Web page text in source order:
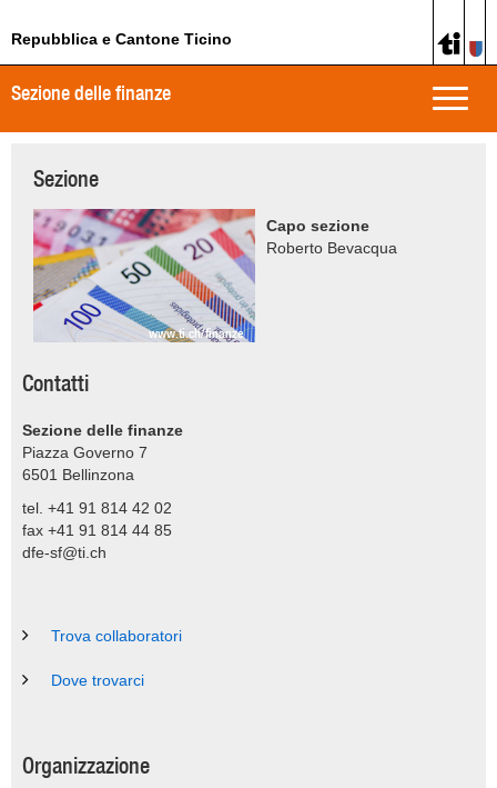
Repubblica e Cantone Ticino
Toggle
Sezione delle finanze
Sezione
www.ti.ch/finanze
Capo sezione
Roberto Bevacqua
Contatti
Sezione delle finanze
Piazza Governo 7
6501 Bellinzona
tel. +41 91 814 42 02
fax +41 91 814 44 85
dfe-sf@ti.ch
Trova collaboratori
Dove trovarci
Organizzazione